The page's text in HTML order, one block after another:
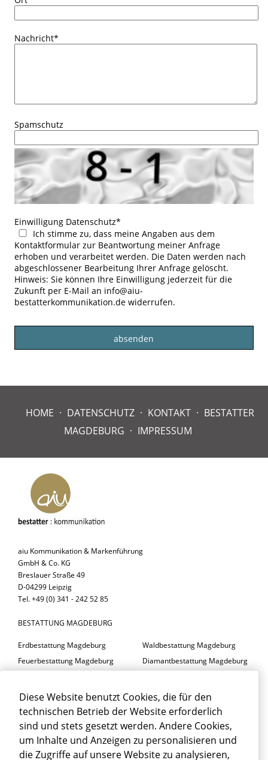
Diese Website benutzt Cookies, die für den
technischen Betrieb der Website erforderlich
sind und stets gesetzt werden. Andere Cookies,
um Inhalte und Anzeigen zu personalisieren und
die Zugriffe auf unsere Website zu analysieren,
Nachricht*
Spamschutz
Einwilligung Datenschutz*
Kontaktformular zur Beantwortung meiner Anfrage
erhoben und verarbeitet werden. Die Daten werden nach
abgeschlossener Bearbeitung Ihrer Anfrage gelöscht.
Hinweis: Sie können Ihre Einwilligung jederzeit für die
Zukunft per E-Mail an info@aiu-
bestatterkommunikation.de widerrufen.
HOME DATENSCHUTZ KONTAKT
BESTATTER
MAGDEBURG
IMPRESSUM
aiu Kommunikation & Markenführung
GmbH & Co. KG
Breslauer Straße 49
D-04299 Leipzig
Tel. +49 (0) 341 - 242 52 85
BESTATTUNG MAGDEBURG
Erdbestattung Magdeburg
Feuerbestattung Magdeburg
Waldbestattung Magdeburg
Diamantbestattung Magdeburg
BESTATTER MAGDEBURG
Trauerfeier Magdeburg
Trauerbegleitung Magdeburg
Beisetzung Magdeburg
Trauerfloristik Magdeburg
Trauerhalle Magdeburg